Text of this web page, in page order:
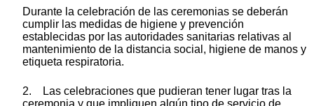
Durante la celebración de las ceremonias se deberán
cumplir las medidas de higiene y prevención
establecidas por las autoridades sanitarias relativas al
mantenimiento de la distancia social, higiene de manos y
etiqueta respiratoria.
2. Las celebraciones que pudieran tener lugar tras la
ceremonia y que impliquen algún tipo de servicio de